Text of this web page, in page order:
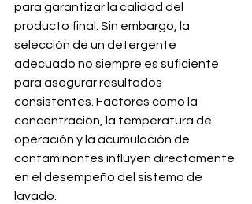
para garantizar la calidad del
producto final. Sin embargo, la
selección de un detergente
adecuado no siempre es suficiente
para asegurar resultados
consistentes. Factores como la
concentración, la temperatura de
operación y la acumulación de
contaminantes influyen directamente
en el desempeño del sistema de
lavado.